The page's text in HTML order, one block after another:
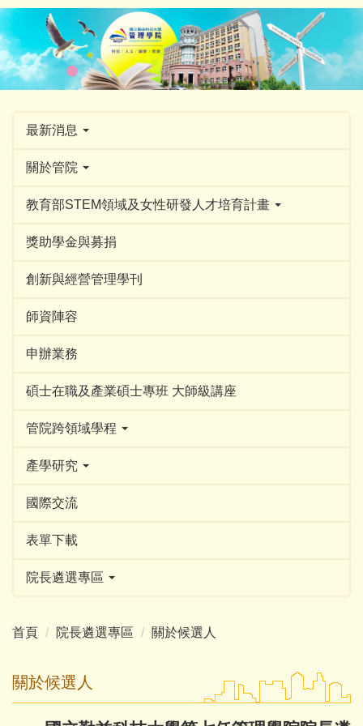
跳
到
主
要
內
最新消息
關於管院
教育部STEM領域及女性研發人才培育計畫
獎助學金與募捐
創新與經營管理學刊
師資陣容
申辦業務
碩士在職及產業碩士專班 大師級講座
管院跨領域學程
產學研究
國際交流
表單下載
院長遴選專區
首頁 院長遴選專區 關於候選人
關於候選人